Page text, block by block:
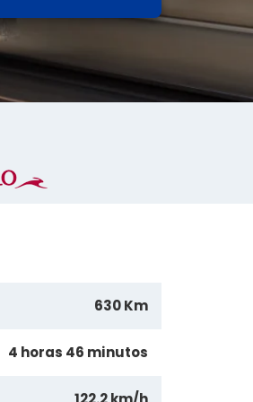
630 Km
4 horas 46 minutos